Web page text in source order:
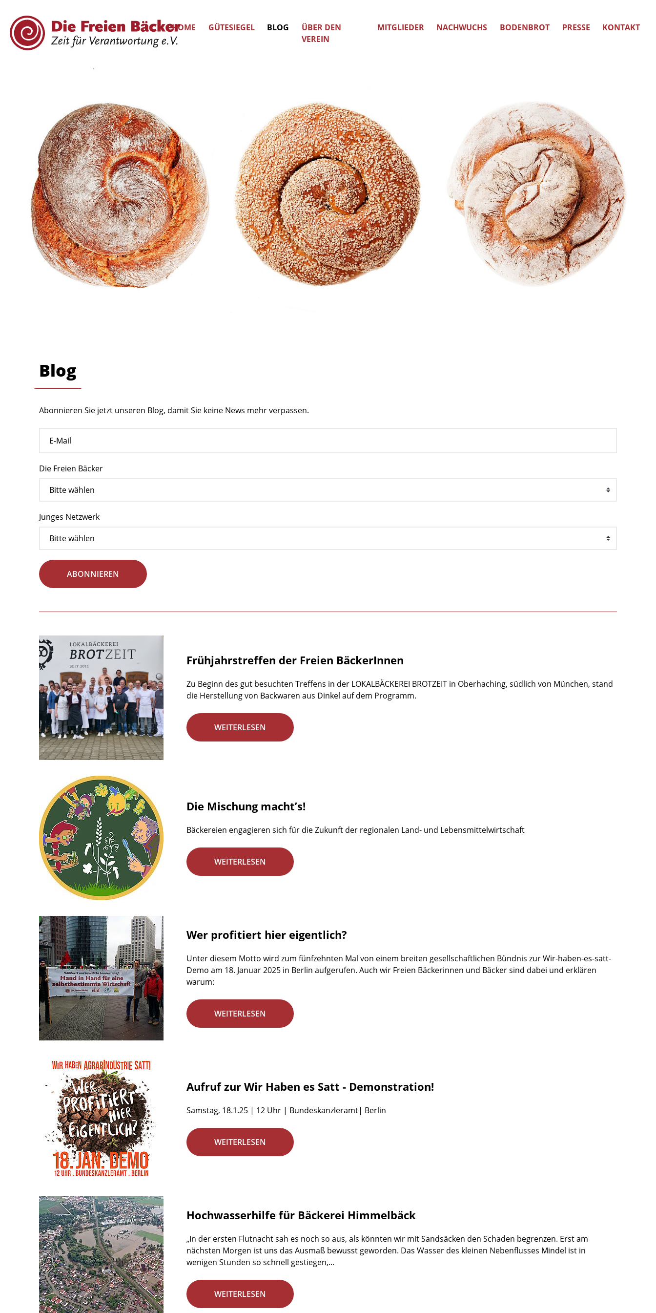
HOME GÜTESIEGEL BLOG
ÜBER DEN
VEREIN
MITGLIEDER NACHWUCHS BODENBROT PRESSE KONTAKT
Blog
Abonnieren Sie jetzt unseren Blog, damit Sie keine News mehr verpassen.
Die Freien Bäcker
Junges Netzwerk
ABONNIEREN
Frühjahrstreffen der Freien BäckerInnen
Zu Beginn des gut besuchten Treffens in der LOKALBÄCKEREI BROTZEIT in Oberhaching, südlich von München, stand
die Herstellung von Backwaren aus Dinkel auf dem Programm.
WEITERLESEN
Die Mischung macht’s!
Bäckereien engagieren sich für die Zukunft der regionalen Land- und Lebensmittelwirtschaft
WEITERLESEN
Wer profitiert hier eigentlich?
Unter diesem Motto wird zum fünfzehnten Mal von einem breiten gesellschaftlichen Bündnis zur Wir-haben-es-satt-
Demo am 18. Januar 2025 in Berlin aufgerufen. Auch wir Freien Bäckerinnen und Bäcker sind dabei und erklären
warum:
WEITERLESEN
Aufruf zur Wir Haben es Satt - Demonstration!
Samstag, 18.1.25 | 12 Uhr | Bundeskanzleramt| Berlin
WEITERLESEN
Hochwasserhilfe für Bäckerei Himmelbäck
„In der ersten Flutnacht sah es noch so aus, als könnten wir mit Sandsäcken den Schaden begrenzen. Erst am
nächsten Morgen ist uns das Ausmaß bewusst geworden. Das Wasser des kleinen Nebenflusses Mindel ist in
wenigen Stunden so schnell gestiegen,...
WEITERLESEN